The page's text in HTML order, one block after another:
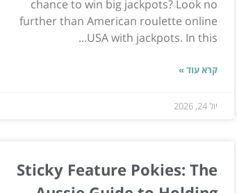
chance to win big jackpots? Look no
further than American roulette online
USA with jackpots. In this...
קרא עוד »
יול 24, 2026
Sticky Feature Pokies: The